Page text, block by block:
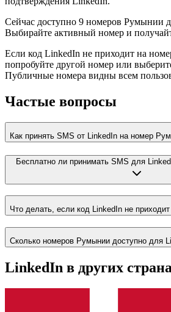
Сейчас доступно 9 номеров Румынии
Выбирайте активный номер и
Если код LinkedIn не приходит на
попробуйте другой номер или
Публичные номера видны всем
Частые вопросы
Как принять SMS от LinkedIn на номер
Бесплатно ли принимать SMS для
Что делать, если код LinkedIn не
Сколько номеров Румынии доступно для
LinkedIn в других